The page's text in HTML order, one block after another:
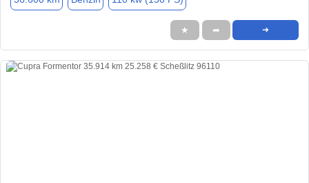
★ ➦ ➜